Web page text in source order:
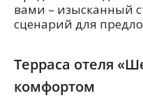
вами – изысканный
сценарий для
Терраса отеля
комфортом